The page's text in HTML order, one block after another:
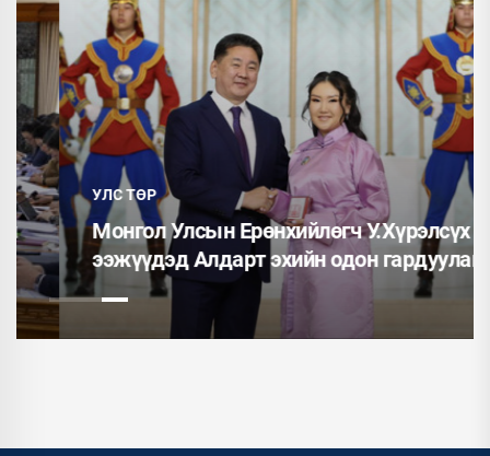
УЛС ТӨР
Монгол Улсын Ерөнхийлөгч У.Хүрэлсүх
ээжүүдэд Алдарт эхийн одон гардуулав